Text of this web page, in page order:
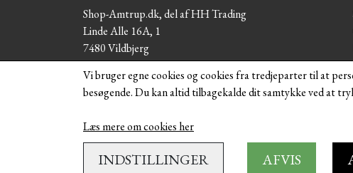
Shop-Amtrup.dk, del af HH Trading
Linde Alle 16A, 1
7480 Vildbjerg
Telefon: 50367560 (træffetid mellem klokken 16:00 og
21:00 primær)
CVR: se-nr. 40473858 - (Export cvr dk17746006 HH
Vi bruger egne cookies og cookies fra tredjeparter til at
besøgende. Du kan altid tilbagekalde dit samtykke ved at
Læs mere om cookies her
INDSTILLINGER AFVIS